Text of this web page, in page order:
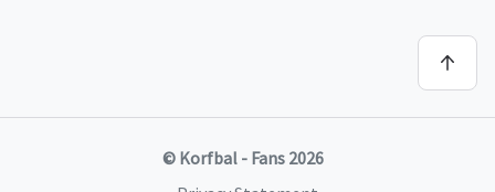
© Korfbal - Fans 2026